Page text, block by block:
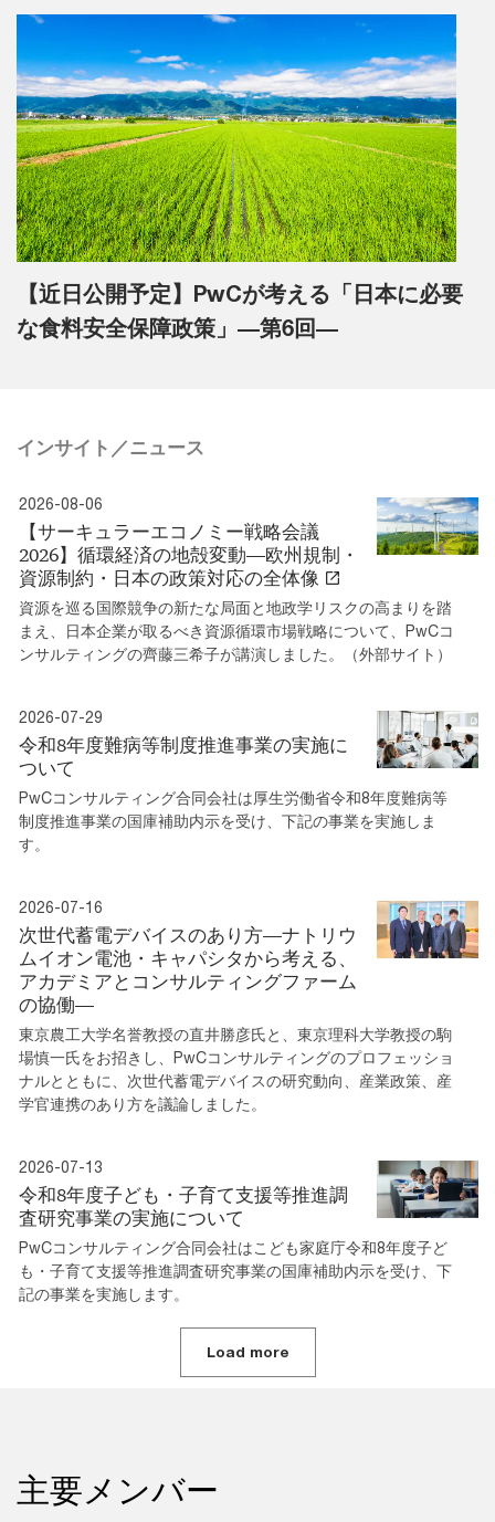
【近日公開予定】PwCが考える「日本に必要
な食料安全保障政策」―第6回―
インサイト／ニュース
2026-08-06
【サーキュラーエコノミー戦略会議
2026】循環経済の地殻変動―欧州規制・
資源制約・日本の政策対応の全体像
資源を巡る国際競争の新たな局面と地政学リスクの高まりを踏
まえ、日本企業が取るべき資源循環市場戦略について、PwCコ
ンサルティングの齊藤三希子が講演しました。（外部サイト）
2026-07-29
令和8年度難病等制度推進事業の実施に
ついて
PwCコンサルティング合同会社は厚生労働省令和8年度難病等
制度推進事業の国庫補助内示を受け、下記の事業を実施しま
す。
2026-07-16
次世代蓄電デバイスのあり方―ナトリウ
ムイオン電池・キャパシタから考える、
アカデミアとコンサルティングファーム
の協働―
東京農工大学名誉教授の直井勝彦氏と、東京理科大学教授の駒
場慎一氏をお招きし、PwCコンサルティングのプロフェッショ
ナルとともに、次世代蓄電デバイスの研究動向、産業政策、産
学官連携のあり方を議論しました。
2026-07-13
令和8年度子ども・子育て支援等推進調
査研究事業の実施について
PwCコンサルティング合同会社はこども家庭庁令和8年度子ど
も・子育て支援等推進調査研究事業の国庫補助内示を受け、下
記の事業を実施します。
Load more
主要メンバー